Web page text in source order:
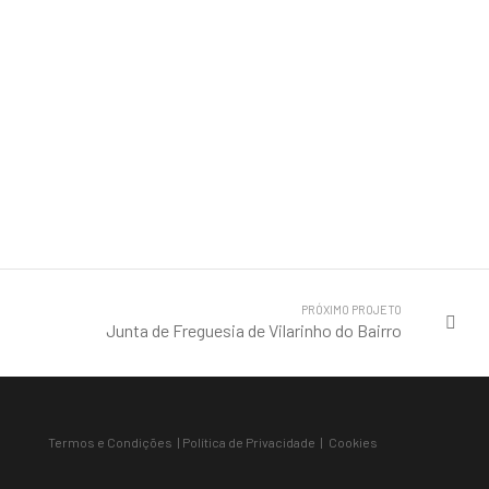
PRÓXIMO PROJETO
Junta de Freguesia de Vilarinho do Bairro
Termos e Condições | Política de Privacidade | Cookies